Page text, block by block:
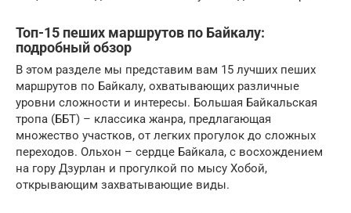
Топ-15 пеших маршрутов по Байкалу:
подробный обзор
В этом разделе мы представим вам 15 лучших пеших
маршрутов по Байкалу, охватывающих различные
уровни сложности и интересы. Большая Байкальская
тропа (ББТ) – классика жанра, предлагающая
множество участков, от легких прогулок до сложных
переходов. Ольхон – сердце Байкала, с восхождением
на гору Дзурлан и прогулкой по мысу Хобой,
открывающим захватывающие виды.